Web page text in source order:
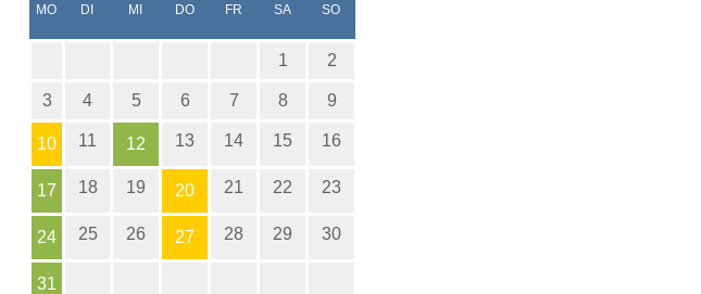
MONTAG
DI ENSTAG
MI TTWOCH
DONNERSTAG
FREITAGSAMSTAG
SONNTAG
1 2
3 4 5 6 7 8 9
10 11 12 13 14 15 16
17 18 19 20 21 22 23
24 25 26 27 28 29 30
31